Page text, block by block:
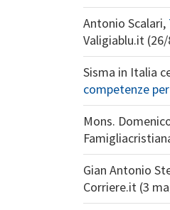
Antonio Scalari,
Valigiablu.it
Sisma in Italia
competenze
Mons.
Gian Antonio
Corriere.it (3